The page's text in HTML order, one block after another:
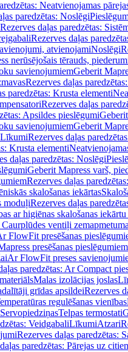
Neatvienojamas
paredzētas: Noslēgi
Rezerves daļas paredzētas:
Rezerves daļas
atvienojamiNoslēgi
nerūsējošais tērauds,
savienojumiemGeberit
Rezerves daļas
paredzētas: Krusta elementi
Rezerves daļas
Apsildes pieslēgumi
savienojumiemGeberit
LīkumiRezerves daļas
Krusta elementi
daļas paredzētas: Noslēgi
Geberit Mapress varš,
Rezerves daļas
skalošanas iekārtas
moduļiRezerves daļas
ar higiēnas skalošanas
Caurplūdes ventiļi
FlowFit presēšanas
presēšanas pieslēgumiem
Ar FlowFit preses
paredzētas: Ar Compact
Malas izolācijas joslas
grīdas apsildeiRezerves
regulēšanas vienības
ServopiedziņasTelpas termostati
VeidgabaliLīkumiAtzari
Rezerves daļas paredzētas:
paredzētas: Pārejas uz